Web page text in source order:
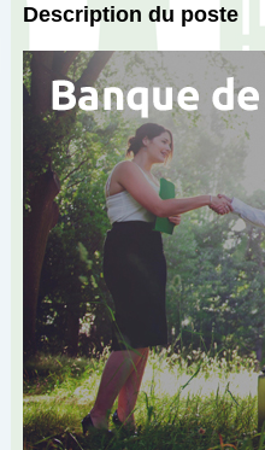
Description du poste